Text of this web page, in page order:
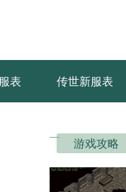
表 传世新服表
游戏攻略